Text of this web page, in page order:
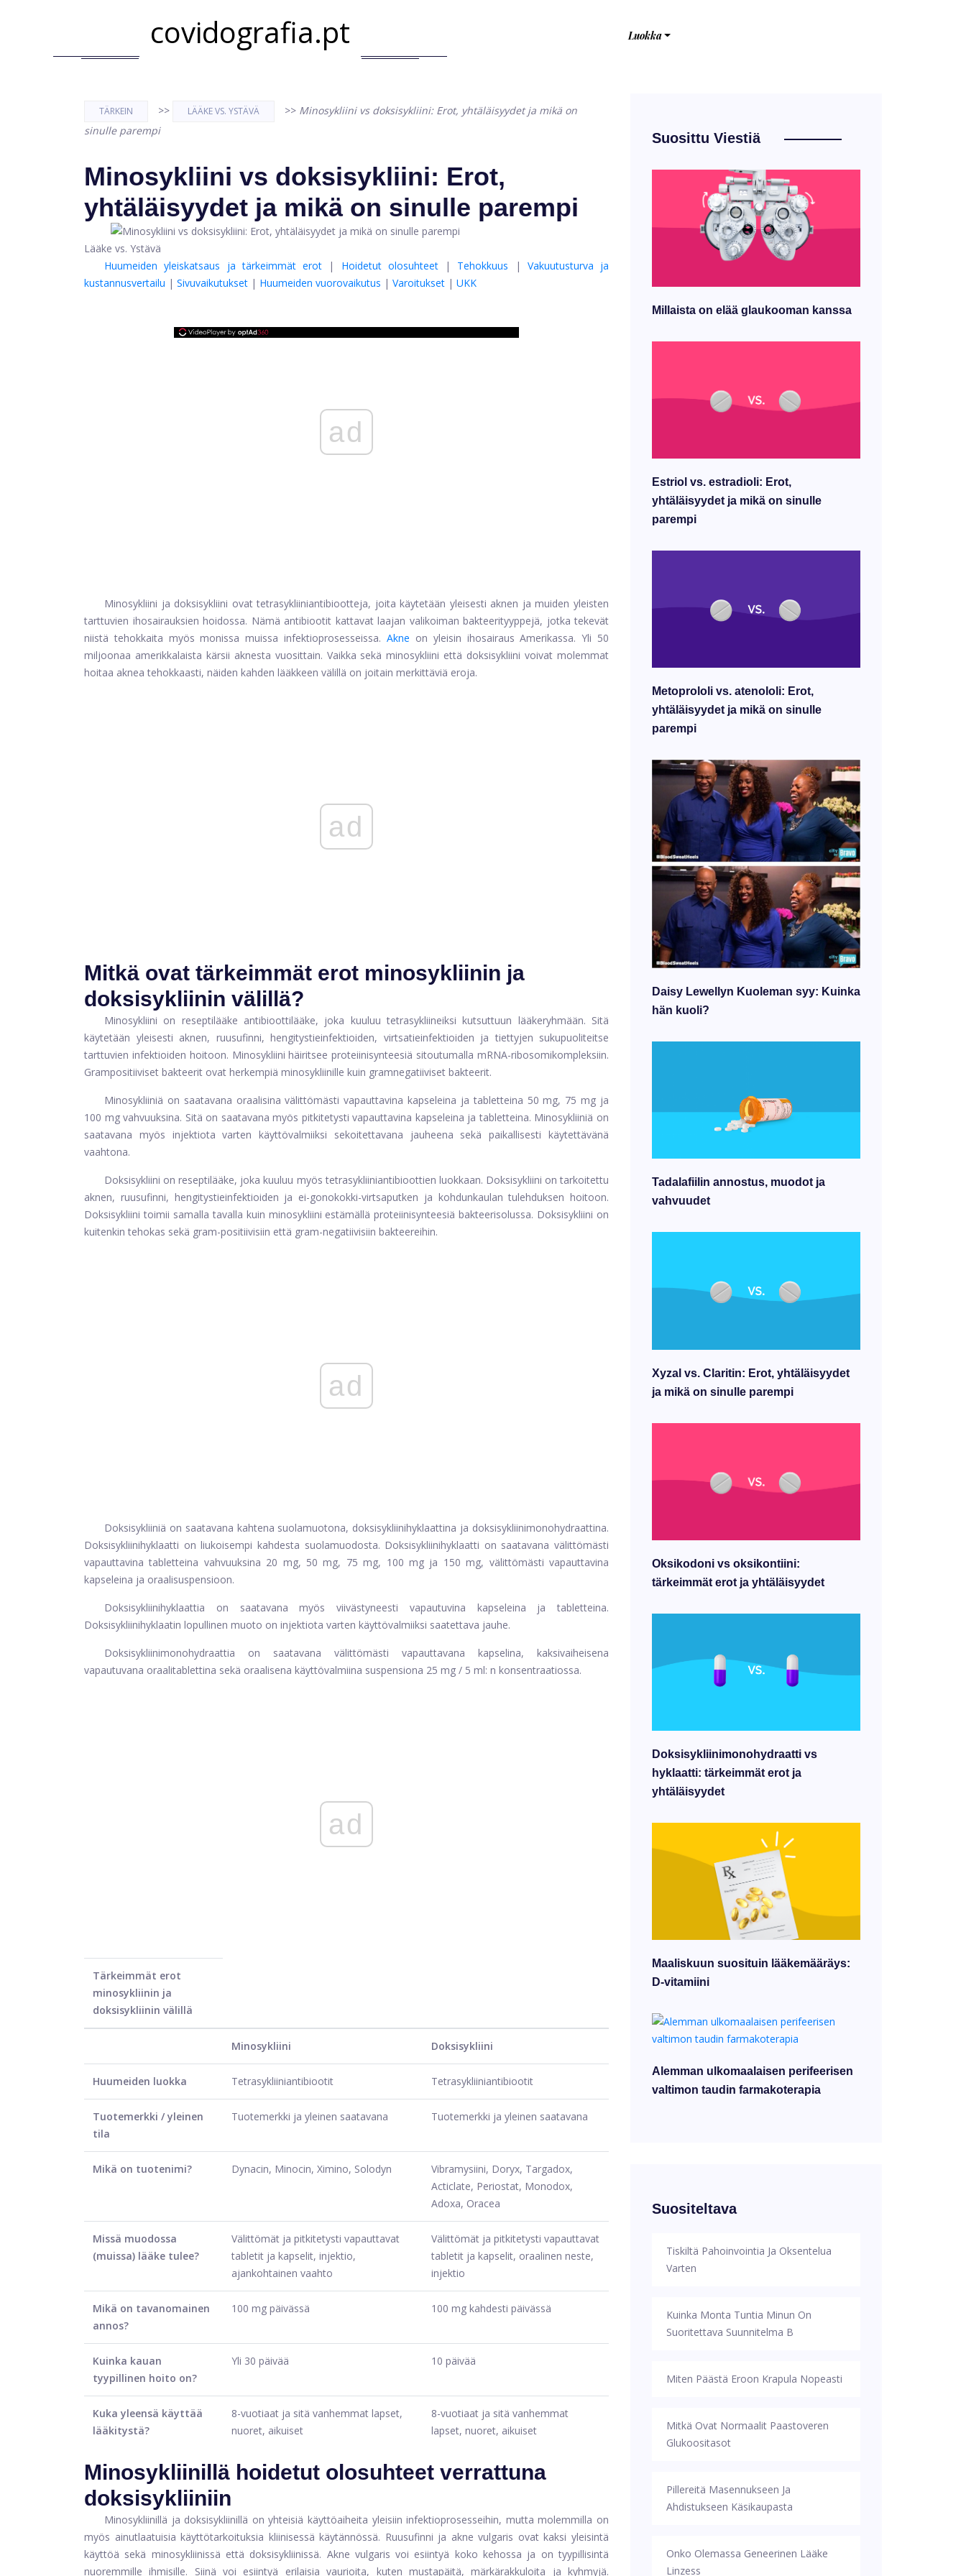
covidografia.pt Luokka
TÄRKEIN >> LÄÄKE VS. YSTÄVÄ >> Minosykliini vs doksisykliini: Erot, yhtäläisyydet ja mikä on
sinulle parempi
Minosykliini vs doksisykliini: Erot,
yhtäläisyydet ja mikä on sinulle parempi
Lääke vs. Ystävä
Huumeiden yleiskatsaus ja tärkeimmät erot | Hoidetut olosuhteet| Tehokkuus | Vakuutusturva ja
kustannusvertailu | Sivuvaikutukset | Huumeiden vuorovaikutus | Varoitukset | UKK
ad
Minosykliini ja doksisykliini ovat tetrasykliiniantibiootteja, joita käytetään yleisesti aknen ja muiden yleisten
tarttuvien ihosairauksien hoidossa. Nämä antibiootit kattavat laajan valikoiman bakteerityyppejä, jotka tekevät
niistä tehokkaita myös monissa muissa infektioprosesseissa. Akne on yleisin ihosairaus Amerikassa. Yli 50
miljoonaa amerikkalaista kärsii aknesta vuosittain. Vaikka sekä minosykliini että doksisykliini voivat molemmat
hoitaa aknea tehokkaasti, näiden kahden lääkkeen välillä on joitain merkittäviä eroja.
ad
Mitkä ovat tärkeimmät erot minosykliinin ja
doksisykliinin välillä?
Minosykliini on reseptilääke antibioottilääke, joka kuuluu tetrasykliineiksi kutsuttuun lääkeryhmään. Sitä
käytetään yleisesti aknen, ruusufinni, hengitystieinfektioiden, virtsatieinfektioiden ja tiettyjen sukupuoliteitse
tarttuvien infektioiden hoitoon. Minosykliini häiritsee proteiinisynteesiä sitoutumalla mRNA-ribosomikompleksiin.
Grampositiiviset bakteerit ovat herkempiä minosykliinille kuin gramnegatiiviset bakteerit.
Minosykliiniä on saatavana oraalisina välittömästi vapauttavina kapseleina ja tabletteina 50 mg, 75 mg ja
100 mg vahvuuksina. Sitä on saatavana myös pitkitetysti vapauttavina kapseleina ja tabletteina. Minosykliiniä on
saatavana myös injektiota varten käyttövalmiiksi sekoitettavana jauheena sekä paikallisesti käytettävänä
vaahtona.
Doksisykliini on reseptilääke, joka kuuluu myös tetrasykliiniantibioottien luokkaan. Doksisykliini on tarkoitettu
aknen, ruusufinni, hengitystieinfektioiden ja ei-gonokokki-virtsaputken ja kohdunkaulan tulehduksen hoitoon.
Doksisykliini toimii samalla tavalla kuin minosykliini estämällä proteiinisynteesiä bakteerisolussa. Doksisykliini on
kuitenkin tehokas sekä gram-positiivisiin että gram-negatiivisiin bakteereihin.
ad
Doksisykliiniä on saatavana kahtena suolamuotona, doksisykliinihyklaattina ja doksisykliinimonohydraattina.
Doksisykliinihyklaatti on liukoisempi kahdesta suolamuodosta. Doksisykliinihyklaatti on saatavana välittömästi
vapauttavina tabletteina vahvuuksina 20 mg, 50 mg, 75 mg, 100 mg ja 150 mg, välittömästi vapauttavina
kapseleina ja oraalisuspensioon.
Doksisykliinihyklaattia on saatavana myös viivästyneesti vapautuvina kapseleina ja tabletteina.
Doksisykliinihyklaatin lopullinen muoto on injektiota varten käyttövalmiiksi saatettava jauhe.
Doksisykliinimonohydraattia on saatavana välittömästi vapauttavana kapselina, kaksivaiheisena
vapautuvana oraalitablettina sekä oraalisena käyttövalmiina suspensiona 25 mg / 5 ml: n konsentraatiossa.
ad
Tärkeimmät erot
minosykliinin ja
doksisykliinin välillä
Minosykliini Doksisykliini
Huumeiden luokka Tetrasykliiniantibiootit Tetrasykliiniantibiootit
Tuotemerkki / yleinen
tila
Tuotemerkki ja yleinen saatavana Tuotemerkki ja yleinen saatavana
Mikä on tuotenimi? Dynacin, Minocin, Ximino, Solodyn
Vibramysiini, Doryx, Targadox,
Acticlate, Periostat, Monodox,
Adoxa, Oracea
Missä muodossa
(muissa) lääke tulee?
Välittömät ja pitkitetysti vapauttavat
tabletit ja kapselit, injektio,
ajankohtainen vaahto
Välittömät ja pitkitetysti vapauttavat
tabletit ja kapselit, oraalinen neste,
injektio
Mikä on tavanomainen
annos?
100 mg päivässä 100 mg kahdesti päivässä
Kuinka kauan
tyypillinen hoito on?
Yli 30 päivää 10 päivää
Kuka yleensä käyttää
lääkitystä?
8-vuotiaat ja sitä vanhemmat lapset,
nuoret, aikuiset
8-vuotiaat ja sitä vanhemmat
lapset, nuoret, aikuiset
Minosykliinillä hoidetut olosuhteet verrattuna
doksisykliiniin
Minosykliinillä ja doksisykliinillä on yhteisiä käyttöaiheita yleisiin infektioprosesseihin, mutta molemmilla on
myös ainutlaatuisia käyttötarkoituksia kliinisessä käytännössä. Ruusufinni ja akne vulgaris ovat kaksi yleisintä
käyttöä sekä minosykliinissä että doksisykliinissä. Akne vulgaris voi esiintyä koko kehossa ja on tyypillisintä
nuoremmille ihmisille. Siinä voi esiintyä erilaisia ​​vaurioita, kuten mustapäitä, märkärakkuloita ja kyhmyjä.
Suosittu Viestiä
Millaista on elää glaukooman kanssa
Estriol vs. estradioli: Erot,
yhtäläisyydet ja mikä on sinulle
parempi
Metoprololi vs. atenololi: Erot,
yhtäläisyydet ja mikä on sinulle
parempi
Daisy Lewellyn Kuoleman syy: Kuinka
hän kuoli?
Tadalafiilin annostus, muodot ja
vahvuudet
Xyzal vs. Claritin: Erot, yhtäläisyydet
ja mikä on sinulle parempi
Oksikodoni vs oksikontiini:
tärkeimmät erot ja yhtäläisyydet
Doksisykliinimonohydraatti vs
hyklaatti: tärkeimmät erot ja
yhtäläisyydet
Maaliskuun suosituin lääkemääräys:
D-vitamiini
Alemman ulkomaalaisen perifeerisen
valtimon taudin farmakoterapia
Suositeltava
Tiskiltä Pahoinvointia Ja Oksentelua
Varten
Kuinka Monta Tuntia Minun On
Suoritettava Suunnitelma B
Miten Päästä Eroon Krapula Nopeasti
Mitkä Ovat Normaalit Paastoveren
Glukoositasot
Pillereitä Masennukseen Ja
Ahdistukseen Käsikaupasta
Onko Olemassa Geneerinen Lääke
Linzess